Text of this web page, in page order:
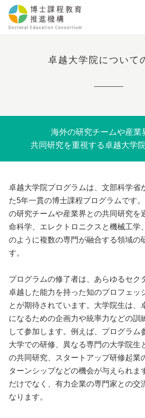
卓越大学院について
海外の研究チームや産業
共同研究を重視する卓越大学
卓越大学院プログラムは、文部科学省
た5年一貫の博士課程プログラムです
の研究チームや産業界との共同研究を
命科学、エレクトロニクスと機械工学
のように複数の専門が融合する領域の
す。
プログラムの修了者は、あらゆるセク
卓越した能力を持った知のプロフェッ
とが期待されています。大学院生は、
になるための企画力や統率力などの訓
して参加します。例えば、プログラム
大学での研修、異なる専門の大学院生
の共同研究、スタートアップ研修起業
ターンシップなどの機会が与えられま
だけでなく、有力企業の専門家との交
なります。